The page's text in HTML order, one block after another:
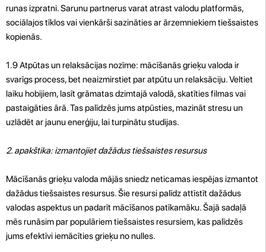
runas izpratni. Sarunu partnerus varat atrast valodu platformās,
sociālajos tīklos vai vienkārši sazināties ar ārzemniekiem tiešsaistes
kopienās.
1.9 Atpūtas un relaksācijas nozīme: mācīšanās grieķu valoda ir
svarīgs process, bet neaizmirstiet par atpūtu un relaksāciju. Veltiet
laiku hobijiem, lasīt grāmatas dzimtajā valodā, skatīties filmas vai
pastaigāties ārā. Tas palīdzēs jums atpūsties, mazināt stresu un
uzlādēt ar jaunu enerģiju, lai turpinātu studijas.
2. apakštika: izmantojiet dažādus tiešsaistes resursus
Mācīšanās grieķu valoda mājās sniedz neticamas iespējas izmantot
dažādus tiešsaistes resursus. Šie resursi palīdz attīstīt dažādus
valodas aspektus un padarīt mācīšanos patīkamāku. Šajā sadaļā
mēs runāsim par populāriem tiešsaistes resursiem, kas palīdzēs
jums efektīvi iemācīties grieķu no nulles.